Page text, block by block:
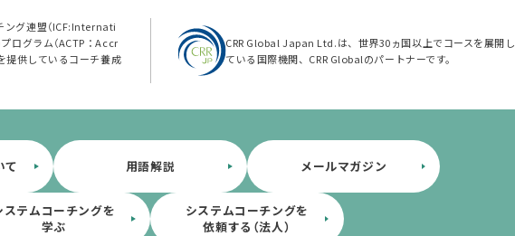
グ連盟（ICF:Internati
グラム（ACTP：Accr
供しているコーチ養成
CRR Global Japan Ltd.は、世界30ヵ国以上でコースを展開し
ている国際機関、CRR Globalのパートナーです。
て 用語解説 メールマガジン
ステムコーチングを
学ぶ
システムコーチングを
依頼する（法人）